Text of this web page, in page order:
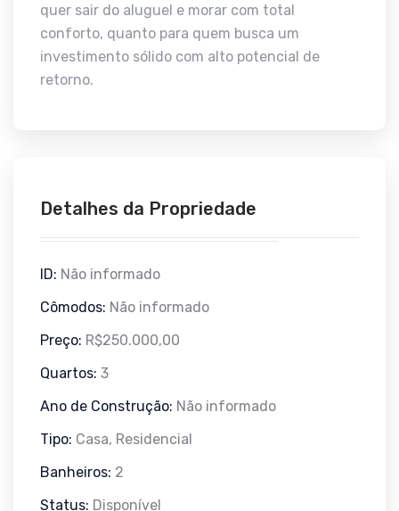
quer sair do aluguel e morar com total
conforto, quanto para quem busca um
investimento sólido com alto potencial de
retorno.
Detalhes da Propriedade
ID: Não informado
Cômodos: Não informado
Preço: R$250.000,00
Quartos: 3
Ano de Construção: Não informado
Tipo: Casa, Residencial
Banheiros: 2
Status: Disponível